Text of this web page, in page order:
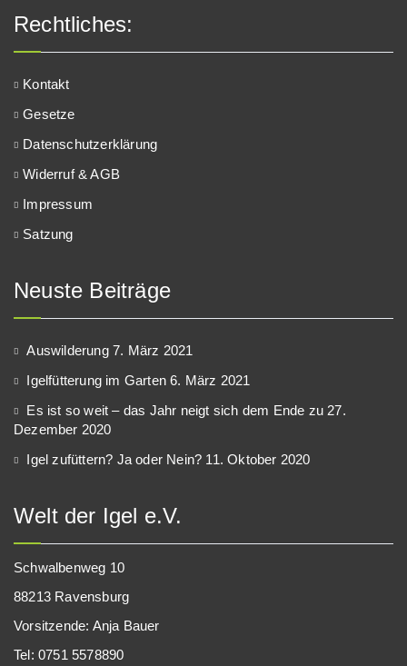
Rechtliches:
Kontakt
Gesetze
Datenschutzerklärung
Widerruf & AGB
Impressum
Satzung
Neuste Beiträge
Auswilderung 7. März 2021
Igelfütterung im Garten 6. März 2021
Es ist so weit – das Jahr neigt sich dem Ende zu 27.
Dezember 2020
Igel zufüttern? Ja oder Nein? 11. Oktober 2020
Welt der Igel e.V.
Schwalbenweg 10
88213 Ravensburg
Vorsitzende: Anja Bauer
Tel: 0751 5578890